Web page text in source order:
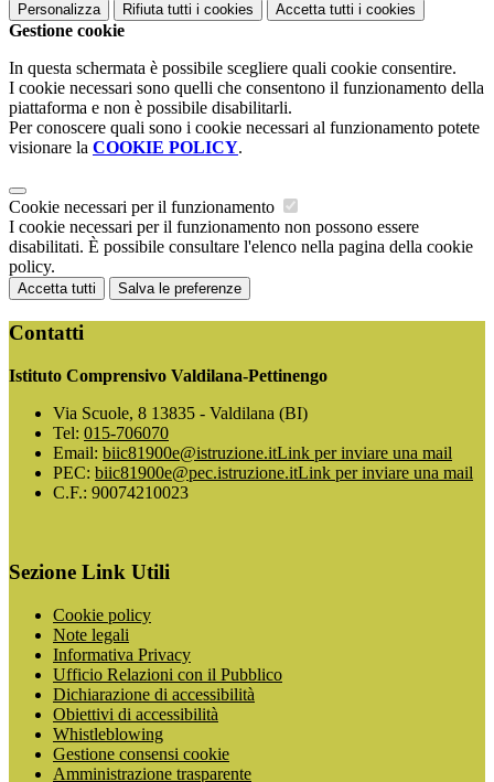
Personalizza Rifiuta tutti i cookies Accetta tutti i cookies
Gestione cookie
In questa schermata è possibile scegliere quali cookie consentire.
I cookie necessari sono quelli che consentono il funzionamento della
piattaforma e non è possibile disabilitarli.
Per conoscere quali sono i cookie necessari al funzionamento potete
visionare la COOKIE POLICY.
Cookie necessari per il funzionamento
I cookie necessari per il funzionamento non possono essere
disabilitati. È possibile consultare l'elenco nella pagina della cookie
policy.
Accetta tutti Salva le preferenze
Contatti
Istituto Comprensivo Valdilana-Pettinengo
Via Scuole, 8 13835 - Valdilana (BI)
Tel: 015-706070
Email: biic81900e@istruzione.itLink per inviare una mail
PEC: biic81900e@pec.istruzione.itLink per inviare una mail
C.F.: 90074210023
Sezione Link Utili
Cookie policy
Note legali
Informativa Privacy
Ufficio Relazioni con il Pubblico
Dichiarazione di accessibilità
Obiettivi di accessibilità
Whistleblowing
Gestione consensi cookie
Amministrazione trasparente